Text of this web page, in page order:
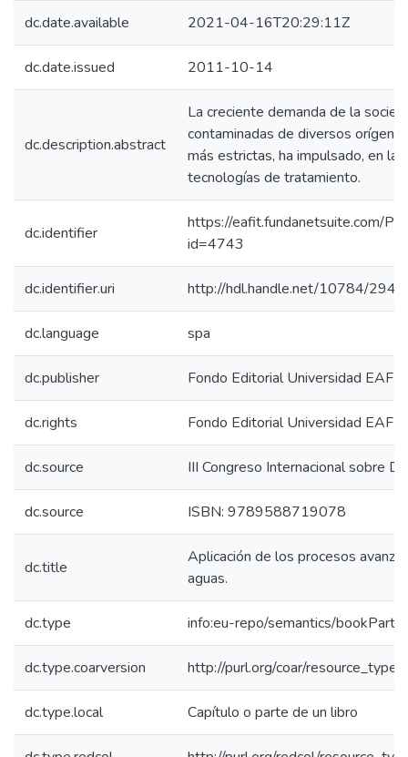
dc.date.available 2021-04-16T20:29:11Z
dc.date.issued 2011-10-14
dc.description.abstract
La creciente demanda de la
contaminadas de diversos
más estrictas, ha impulsado, en la
tecnologías de tratamiento.
dc.identifier
https://eafit.fundanetsuite.com/
id=4743
dc.identifier.uri http://hdl.handle.net/10784/
dc.language spa
dc.publisher Fondo Editorial Universidad EAFIT
dc.rights Fondo Editorial Universidad EAFIT
dc.source III Congreso Internacional sobre
dc.source ISBN: 9789588719078
dc.title
Aplicación de los procesos
aguas.
dc.type info:eu-repo/semantics/bookPart
dc.type.coarversion http://purl.org/coar/resource_type/
dc.type.local Capítulo o parte de un libro